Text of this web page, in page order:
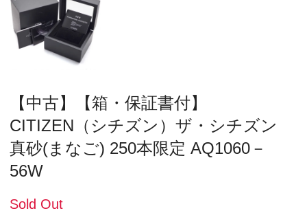
【中古】【箱・保証書付】
CITIZEN（シチズン）ザ・シチズン
真砂(まなご) 250本限定 AQ1060－
56W
Sold Out